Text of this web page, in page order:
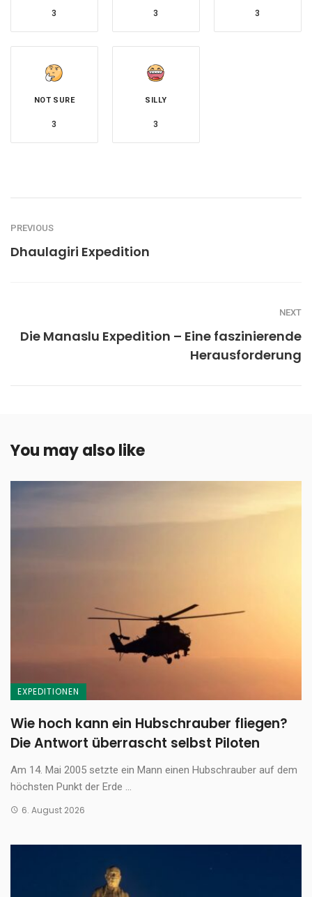
3 3 3
NOT SURE
3
SILLY
3
PREVIOUS
Dhaulagiri Expedition
NEXT
Die Manaslu Expedition – Eine faszinierende
Herausforderung
You may also like
EXPEDITIONEN
Wie hoch kann ein Hubschrauber fliegen?
Die Antwort überrascht selbst Piloten
Am 14. Mai 2005 setzte ein Mann einen Hubschrauber auf dem
höchsten Punkt der Erde ...
6. August 2026